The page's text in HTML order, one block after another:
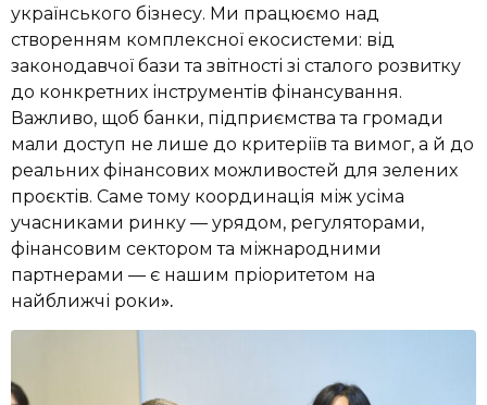
українського бізнесу. Ми працюємо над
створенням комплексної екосистеми: від
законодавчої бази та звітності зі сталого розвитку
до конкретних інструментів фінансування.
Важливо, щоб банки, підприємства та громади
мали доступ не лише до критеріїв та вимог, а й до
реальних фінансових можливостей для зелених
проєктів. Саме тому координація між усіма
учасниками ринку — урядом, регуляторами,
фінансовим сектором та міжнародними
партнерами — є нашим пріоритетом на
найближчі роки».